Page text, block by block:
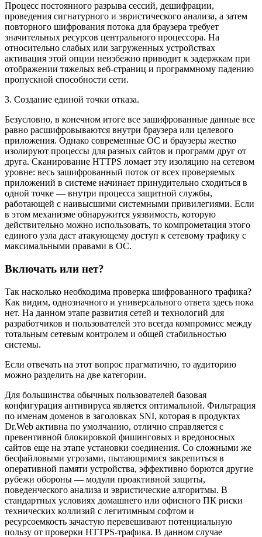
Процесс постоянного разрыва сессий, дешифрации,
проведения сигнатурного и эвристического анализа, а затем
повторного шифрования потока для браузера требует
значительных ресурсов центрального процессора. На
относительно слабых или загруженных устройствах
активация этой опции неизбежно приводит к задержкам при
отображении тяжелых веб-страниц и программному падению
пропускной способности сети.
3. Создание единой точки отказа.
Безусловно, в конечном итоге все зашифрованные данные все
равно расшифровываются внутри браузера или целевого
приложения. Однако современные ОС и браузеры жестко
изолируют процессы для разных сайтов и программ друг от
друга. Сканирование HTTPS ломает эту изоляцию на сетевом
уровне: весь зашифрованный поток от всех проверяемых
приложений в системе начинает принудительно сходиться в
одной точке — внутри процесса защитной службы,
работающей с наивысшими системными привилегиями. Если
в этом механизме обнаружится уязвимость, которую
действительно можно использовать, то компрометация этого
единого узла даст атакующему доступ к сетевому трафику с
максимальными правами в ОС.
Включать или нет?
Так насколько необходима проверка шифрованного трафика?
Как видим, однозначного и универсального ответа здесь пока
нет. На данном этапе развития сетей и технологий для
разработчиков и пользователей это всегда компромисс между
тотальным сетевым контролем и общей стабильностью
системы.
Если отвечать на этот вопрос прагматично, то аудиторию
можно разделить на две категории.
Для большинства обычных пользователей базовая
конфигурация антивируса является оптимальной. Фильтрация
по именам доменов в заголовках SNI, которая в продуктах
Dr.Web активна по умолчанию, отлично справляется с
превентивной блокировкой фишинговых и вредоносных
сайтов еще на этапе установки соединения. Со сложными же
бесфайловыми угрозами, пытающимися закрепиться в
оперативной памяти устройства, эффективно борются другие
рубежи обороны — модули проактивной защиты,
поведенческого анализа и эвристические алгоритмы. В
стандартных условиях домашнего или офисного ПК риски
технических коллизий с легитимным софтом и
ресурсоемкость зачастую перевешивают потенциальную
пользу от проверки HTTPS-трафика. В данном случае